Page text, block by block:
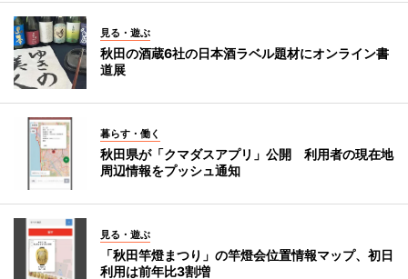
見る・遊ぶ
秋田の酒蔵6社の日本酒ラベル題材にオンライン書
道展
暮らす・働く
秋田県が「クマダスアプリ」公開 利用者の現在地
周辺情報をプッシュ通知
見る・遊ぶ
「秋田竿燈まつり」の竿燈会位置情報マップ、初日
利用は前年比3割増